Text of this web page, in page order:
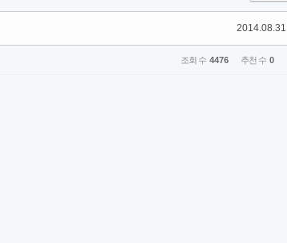
조회 수 4476 추천 수 0